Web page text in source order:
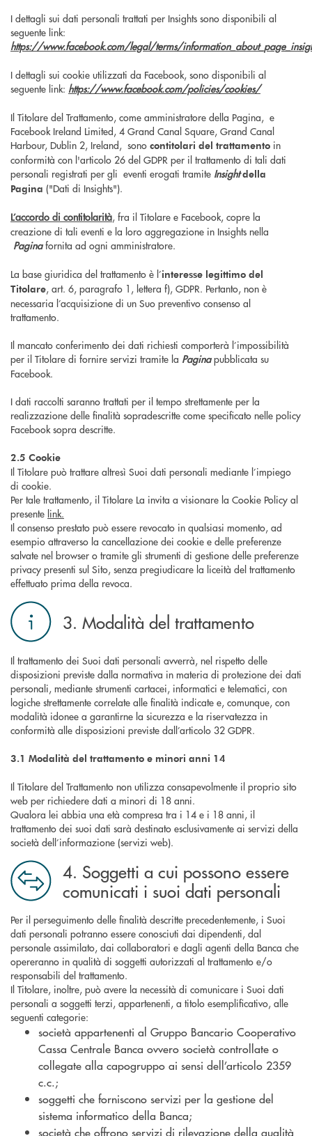
I dettagli sui dati personali trattati per Insights sono disponibili al
seguente link:
https://www.facebook.com/legal/terms/
I dettagli sui cookie utilizzati da Facebook, sono disponibili al
seguente link: https://www.facebook.com/policies/cookies/
Il Titolare del Trattamento, come amministratore della Pagina, e
Facebook Ireland Limited, 4 Grand Canal Square, Grand Canal
Harbour, Dublin 2, Ireland, sono contitolari del trattamento in
conformità con l'articolo 26 del GDPR per il trattamento di tali dati
personali registrati per gli eventi erogati tramite Insightdella
Pagina ("Dati di Insights").
L’accordo di contitolarità, fra il Titolare e Facebook, copre la
creazione di tali eventi e la loro aggregazione in Insights nella
Paginafornita ad ogni amministratore.
La base giuridica del trattamento è l’interesse legittimo del
Titolare, art. 6, paragrafo 1, lettera f), GDPR. Pertanto, non è
necessaria l’acquisizione di un Suo preventivo consenso al
trattamento.
Il mancato conferimento dei dati richiesti comporterà l’impossibilità
per il Titolare di fornire servizi tramite la Paginapubblicata su
Facebook.
I dati raccolti saranno trattati per il tempo strettamente per la
realizzazione delle finalità sopradescritte come specificato nelle policy
Facebook sopra descritte.
2.5 Cookie
Il Titolare può trattare altresì Suoi dati personali mediante l’impiego
di cookie.
Per tale trattamento, il Titolare La invita a visionare la Cookie Policy al
presente link.
Il consenso prestato può essere revocato in qualsiasi momento, ad
esempio attraverso la cancellazione dei cookie e delle preferenze
salvate nel browser o tramite gli strumenti di gestione delle preferenze
privacy presenti sul Sito, senza pregiudicare la liceità del trattamento
effettuato prima della revoca.
3. Modalità del trattamento
Il trattamento dei Suoi dati personali avverrà, nel rispetto delle
disposizioni previste dalla normativa in materia di protezione dei dati
personali, mediante strumenti cartacei, informatici e telematici, con
logiche strettamente correlate alle finalità indicate e, comunque, con
modalità idonee a garantirne la sicurezza e la riservatezza in
conformità alle disposizioni previste dall’articolo 32 GDPR.
3.1 Modalità del trattamento e minori anni 14
Il Titolare del Trattamento non utilizza consapevolmente il proprio sito
web per richiedere dati a minori di 18 anni.
Qualora lei abbia una età compresa tra i 14 e i 18 anni, il
trattamento dei suoi dati sarà destinato esclusivamente ai servizi della
società dell’informazione (servizi web).
4. Soggetti a cui possono essere
comunicati i suoi dati personali
Per il perseguimento delle finalità descritte precedentemente, i Suoi
dati personali potranno essere conosciuti dai dipendenti, dal
personale assimilato, dai collaboratori e dagli agenti della Banca che
opereranno in qualità di soggetti autorizzati al trattamento e/o
responsabili del trattamento.
Il Titolare, inoltre, può avere la necessità di comunicare i Suoi dati
personali a soggetti terzi, appartenenti, a titolo esemplificativo, alle
seguenti categorie:
società appartenenti al Gruppo Bancario Cooperativo
Cassa Centrale Banca ovvero società controllate o
collegate alla capogruppo ai sensi dell’articolo 2359
c.c.;
soggetti che forniscono servizi per la gestione del
sistema informatico della Banca;
società che offrono servizi di rilevazione della qualità